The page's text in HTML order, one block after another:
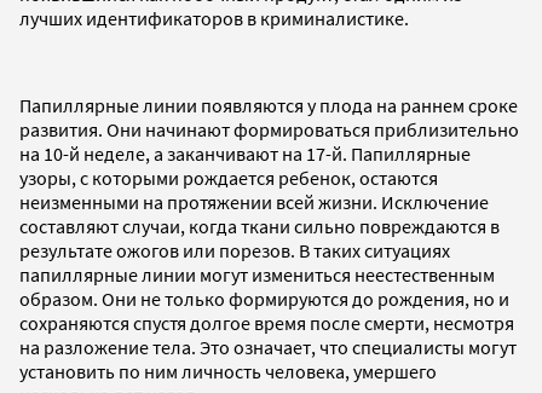
лучших идентификаторов в криминалистике.
Папиллярные линии появляются у плода на раннем сроке
развития. Они начинают формироваться приблизительно
на 10-й неделе, а заканчивают на 17-й. Папиллярные
узоры, с которыми рождается ребенок, остаются
неизменными на протяжении всей жизни. Исключение
составляют случаи, когда ткани сильно повреждаются в
результате ожогов или порезов. В таких ситуациях
папиллярные линии могут измениться неестественным
образом. Они не только формируются до рождения, но и
сохраняются спустя долгое время после смерти, несмотря
на разложение тела. Это означает, что специалисты могут
установить по ним личность человека, умершего